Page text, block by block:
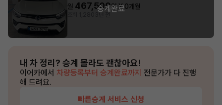
월 467,500원 X0개월
승계완료
내 차 정리? 승계 몰라도 괜찮아요!
이어카에서 차량등록부터 승계완료까지 전문가가 다 진행
해 드려요.
빠른승계 서비스 신청